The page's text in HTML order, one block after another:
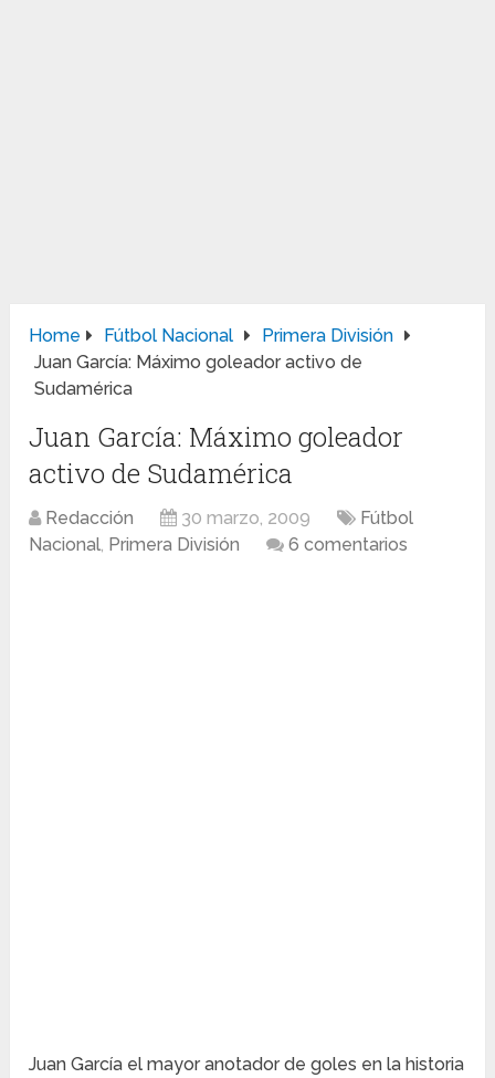
Home Fútbol Nacional
Primera División
Juan García: Máximo goleador activo de
Sudamérica
Juan García: Máximo goleador
activo de Sudamérica
Redacción 30 marzo, 2009
Fútbol
Nacional, Primera División 6 comentarios
Juan García el mayor anotador de goles en la historia